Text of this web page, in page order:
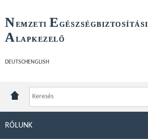
NEMZETI E GÉSZSÉGBIZTOSÍTÁSI
ALAPKEZELŐ
DEUTSCH ENGLISH
RÓLUNK